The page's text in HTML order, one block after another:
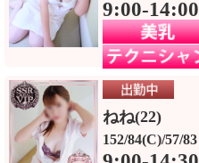
9:00-14:00
ねね(22)
152/84(C)/57/83